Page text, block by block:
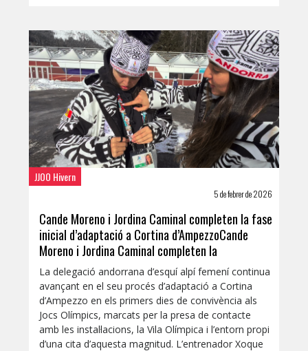
JJOO Hivern
5 de febrer de 2026
Cande Moreno i Jordina Caminal completen la fase
inicial d’adaptació a Cortina d’AmpezzoCande
Moreno i Jordina Caminal completen la
La delegació andorrana d’esquí alpí femení continua
avançant en el seu procés d’adaptació a Cortina
d’Ampezzo en els primers dies de convivència als
Jocs Olímpics, marcats per la presa de contacte
amb les instal·lacions, la Vila Olímpica i l’entorn propi
d’una cita d’aquesta magnitud. L’entrenador Xoque